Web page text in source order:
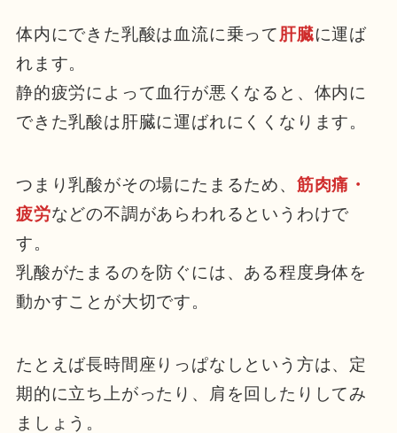
体内にできた乳酸は血流に乗って肝臓に運ば
れます。
静的疲労によって血行が悪くなると、体内に
できた乳酸は肝臓に運ばれにくくなります。
つまり乳酸がその場にたまるため、 筋肉痛・
疲労などの不調があらわれるというわけで
す。
乳酸がたまるのを防ぐには、ある程度身体を
動かすことが大切です。
たとえば長時間座りっぱなしという方は、定
期的に立ち上がったり、肩を回したりしてみ
ましょう。